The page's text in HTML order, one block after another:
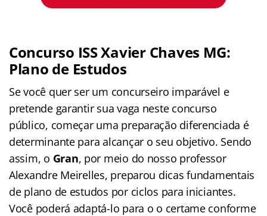
Concurso ISS Xavier Chaves MG:
Plano de Estudos
Se você quer ser um concurseiro imparável e
pretende garantir sua vaga neste concurso
público, começar uma preparação diferenciada é
determinante para alcançar o seu objetivo. Sendo
assim, o Gran, por meio do nosso professor
Alexandre Meirelles, preparou dicas fundamentais
de plano de estudos por ciclos para iniciantes.
Você poderá adaptá-lo para o o certame conforme